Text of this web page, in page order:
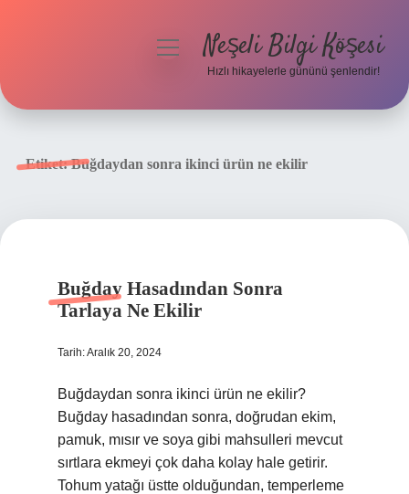
menüyüNeşeli Bilgi Köşesi
Hızlı hikayelerle gününü şenlendir!
Etiket:Buğdaydan sonra ikinci ürün ne ekilir
Buğday Hasadından Sonra
Tarlaya Ne Ekilir
Tarih: Aralık 20, 2024
Buğdaydan sonra ikinci ürün ne ekilir?
Buğday hasadından sonra, doğrudan ekim,
pamuk, mısır ve soya gibi mahsulleri mevcut
sırtlara ekmeyi çok daha kolay hale getirir.
Tohum yatağı üstte olduğundan, temperleme